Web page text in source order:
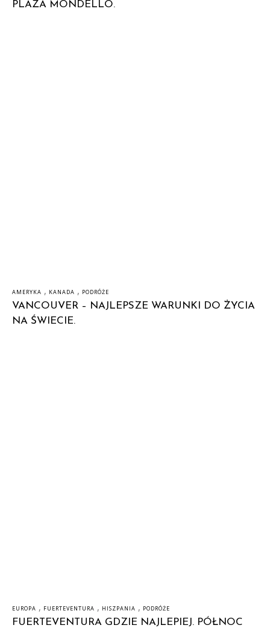
PLAŻA MONDELLO.
AMERYKA , KANADA , PODRÓŻE
VANCOUVER – NAJLEPSZE WARUNKI DO ŻYCIA
NA ŚWIECIE.
EUROPA , FUERTEVENTURA , HISZPANIA , PODRÓŻE
FUERTEVENTURA GDZIE NAJLEPIEJ. PÓŁNOC